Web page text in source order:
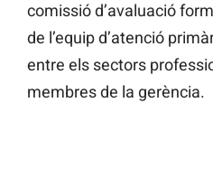
comissió d’avaluació
de l’equip d’atenció
entre els sectors
membres de la gerència.